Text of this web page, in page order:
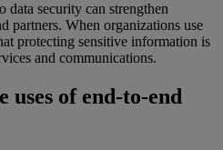
data security can strengthen
partners. When organizations use
protecting sensitive information is
and communications.
uses of end-to-end